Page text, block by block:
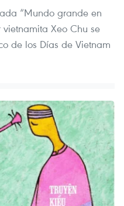
“Mundo grande en
Xeo Chu se
de los Días de Vietnam